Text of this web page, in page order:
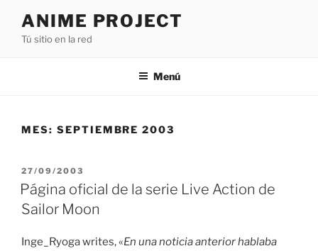
contenido
ANIME PROJECT
Tú sitio en la red
Menú
MES: SEPTIEMBRE 2003
PUBLICADO
EL
27/09/2003
Página oficial de la serie Live Action de
Sailor Moon
Inge_Ryoga writes, «En una noticia anterior hablaba